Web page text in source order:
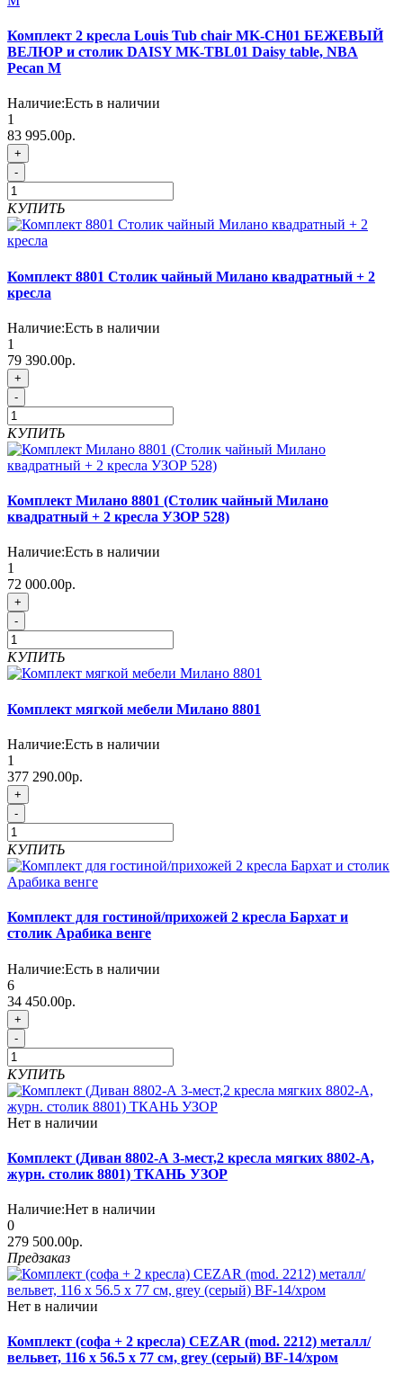
Комплект 2 кресла Louis Tub chair MK-CH01 БЕЖЕВЫЙ
ВЕЛЮР и столик DAISY MK-TBL01 Daisy table, NBA
Pecan M
Наличие:Есть в наличии
1
83 995.00р.
+
-
КУПИТЬ
Комплект 8801 Столик чайный Милано квадратный + 2
кресла
Наличие:Есть в наличии
1
79 390.00р.
+
-
КУПИТЬ
Комплект Милано 8801 (Столик чайный Милано
квадратный + 2 кресла УЗОР 528)
Наличие:Есть в наличии
1
72 000.00р.
+
-
КУПИТЬ
Комплект мягкой мебели Милано 8801
Наличие:Есть в наличии
1
377 290.00р.
+
-
КУПИТЬ
Комплект для гостиной/прихожей 2 кресла Бархат и
столик Арабика венге
Наличие:Есть в наличии
6
34 450.00р.
+
-
КУПИТЬ
Нет в наличии
Комплект (Диван 8802-А 3-мест,2 кресла мягких 8802-А,
журн. столик 8801) ТКАНЬ УЗОР
Наличие:Нет в наличии
0
279 500.00р.
Предзаказ
Нет в наличии
Комплект (софа + 2 кресла) CEZAR (mod. 2212) металл/
вельвет, 116 x 56.5 x 77 см, grey (серый) BF-14/хром